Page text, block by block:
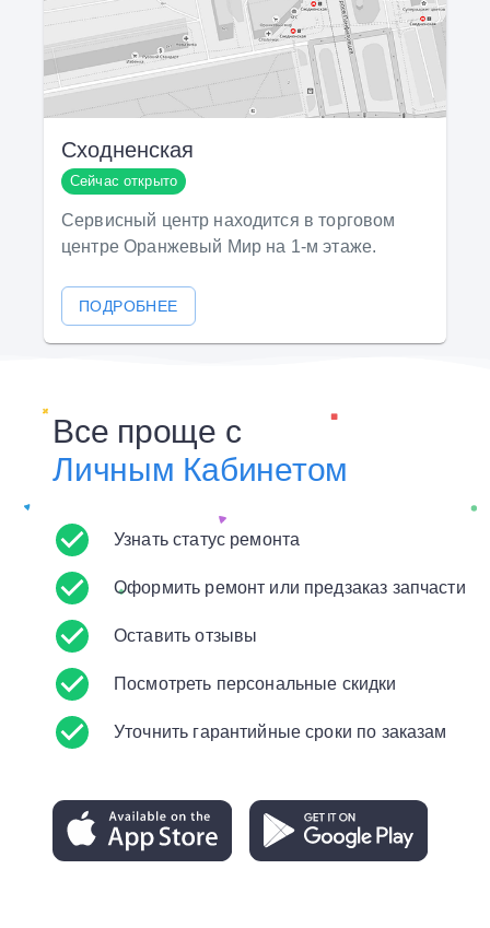
Сходненская
Сейчас открыто
Сервисный центр находится в торговом
центре Оранжевый Мир на 1-м этаже.
ПОДРОБНЕЕ
Все проще с
Личным Кабинетом
Узнать статус ремонта
Оформить ремонт или предзаказ запчасти
Оставить отзывы
Посмотреть персональные скидки
Уточнить гарантийные сроки по заказам